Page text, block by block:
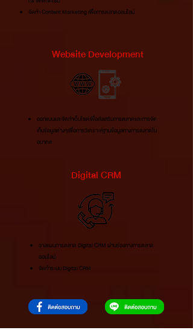
จัดทำ Content Marketing เพื่อการตลาดออนไลน
Website Development
ออกแบบและจัดทำเว็บไซตเพื่อสงเสริมการตลาดและการจัด
เก็บขอมูลตางๆเพื่อการวิเคราะหฐานขอมูลทางการตลาดใน
อนาคต
Digital CRM
วางแผนการตลาด Digital CRM ผานชองทางการตลาด
ออนไลน
จัดทำระบบ Digital CRM